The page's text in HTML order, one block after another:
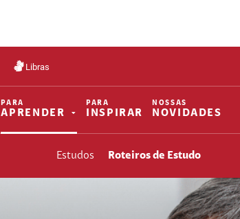
Libras
PARA
APRENDER
PARA
INSPIRAR
NOSSAS
NOVIDADES
Estudos Roteiros de Estudo